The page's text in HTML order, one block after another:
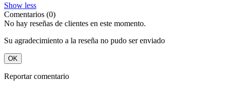
Show less
Comentarios (0)
No hay reseñas de clientes en este momento.
Su agradecimiento a la reseña no pudo ser enviado
OK
Reportar comentario